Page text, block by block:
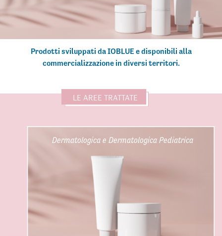
Prodotti sviluppati da IOBLUE e disponibili alla
commercializzazione in diversi territori.
LE AREE TRATTATE
Dermatologica e Dermatologica Pediatrica